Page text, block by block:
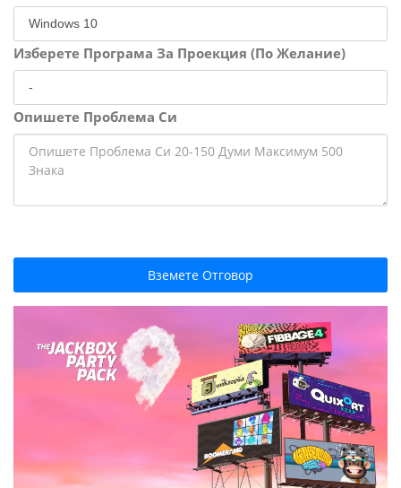
Изберете Програма За Проекция (По Желание)
Опишете Проблема Си
Вземете Отговор